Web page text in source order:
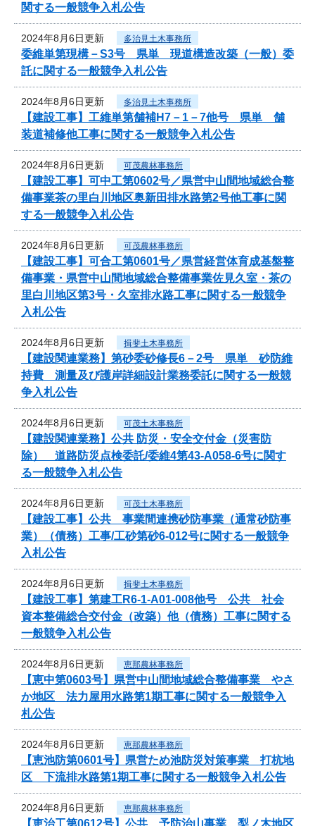
関する一般競争入札公告
2024年8月6日更新 多治見土木事務所
委維単第現構－S3号 県単 現道構造改築（一般）委
託に関する一般競争入札公告
2024年8月6日更新 多治見土木事務所
【建設工事】工維単第舗補H7－1－7他号 県単 舗
装道補修他工事に関する一般競争入札公告
2024年8月6日更新 可茂農林事務所
【建設工事】可中工第0602号／県営中山間地域総合整
備事業茶の里白川地区奥新田排水路第2号他工事に関
する一般競争入札公告
2024年8月6日更新 可茂農林事務所
【建設工事】可合工第0601号／県営経営体育成基盤整
備事業・県営中山間地域総合整備事業佐見久室・茶の
里白川地区第3号・久室排水路工事に関する一般競争
入札公告
2024年8月6日更新 揖斐土木事務所
【建設関連業務】第砂委砂修長6－2号 県単 砂防維
持費 測量及び護岸詳細設計業務委託に関する一般競
争入札公告
2024年8月6日更新 可茂土木事務所
【建設関連業務】公共 防災・安全交付金（災害防
除） 道路防災点検委託/委維4第43-A058-6号に関す
る一般競争入札公告
2024年8月6日更新 可茂土木事務所
【建設工事】公共 事業間連携砂防事業（通常砂防事
業）（債務）工事/工砂第砂6-012号に関する一般競争
入札公告
2024年8月6日更新 揖斐土木事務所
【建設工事】第建工R6-1-A01-008他号 公共 社会
資本整備総合交付金（改築）他（債務）工事に関する
一般競争入札公告
2024年8月6日更新 恵那農林事務所
【恵中第0603号】県営中山間地域総合整備事業 やさ
か地区 法力屋用水路第1期工事に関する一般競争入
札公告
2024年8月6日更新 恵那農林事務所
【恵池防第0601号】県営ため池防災対策事業 打杭地
区 下流排水路第1期工事に関する一般競争入札公告
2024年8月6日更新 恵那農林事務所
【恵治工第0612号】公共 予防治山事業 梨ノ木地区